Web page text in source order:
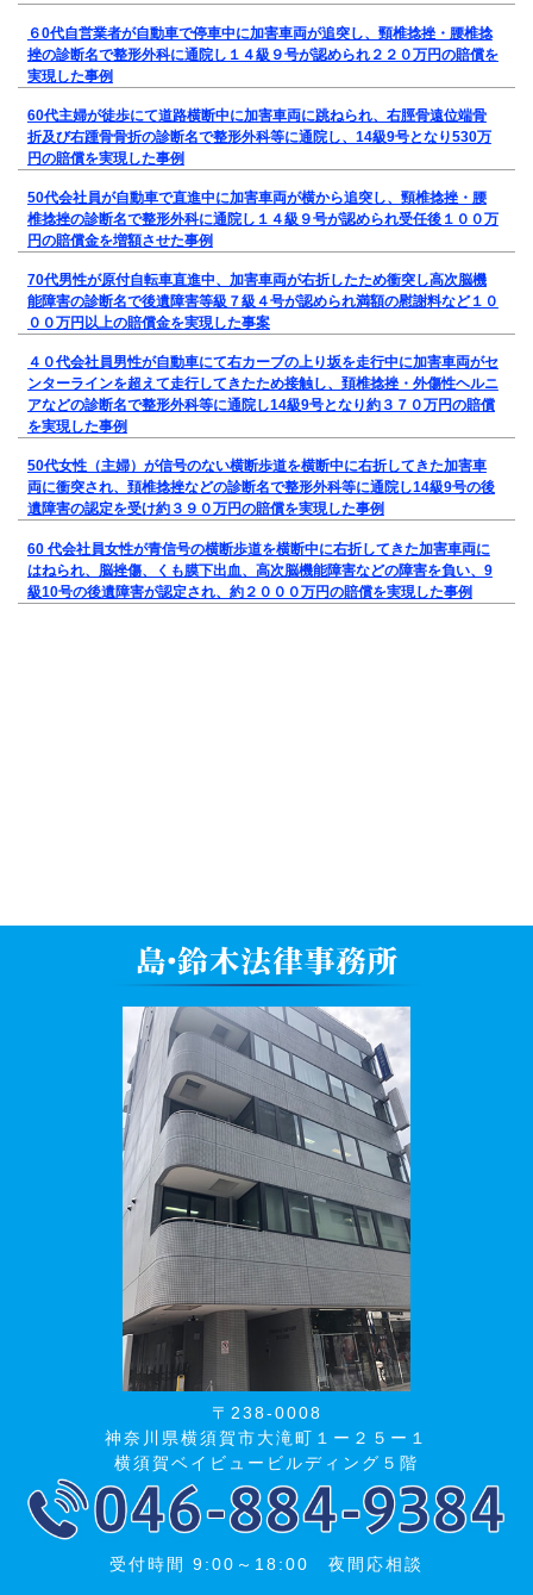
６0代自営業者が自動車で停車中に加害車両が追突し、頸椎捻挫・腰椎捻
挫の診断名で整形外科に通院し１４級９号が認められ２２０万円の賠償を
実現した事例
60代主婦が徒歩にて道路横断中に加害車両に跳ねられ、右脛骨遠位端骨
折及び右踵骨骨折の診断名で整形外科等に通院し、14級9号となり530万
円の賠償を実現した事例
50代会社員が自動車で直進中に加害車両が横から追突し、頸椎捻挫・腰
椎捻挫の診断名で整形外科に通院し１４級９号が認められ受任後１００万
円の賠償金を増額させた事例
70代男性が原付自転車直進中、加害車両が右折したため衝突し高次脳機
能障害の診断名で後遺障害等級７級４号が認められ満額の慰謝料など１０
００万円以上の賠償金を実現した事案
４０代会社員男性が自動車にて右カーブの上り坂を走行中に加害車両がセ
ンターラインを超えて走行してきたため接触し、頚椎捻挫・外傷性ヘルニ
アなどの診断名で整形外科等に通院し14級9号となり約３７０万円の賠償
を実現した事例
50代女性（主婦）が信号のない横断歩道を横断中に右折してきた加害車
両に衝突され、頚椎捻挫などの診断名で整形外科等に通院し14級9号の後
遺障害の認定を受け約３９０万円の賠償を実現した事例
60 代会社員女性が青信号の横断歩道を横断中に右折してきた加害車両に
はねられ、脳挫傷、くも膜下出血、高次脳機能障害などの障害を負い、9
級10号の後遺障害が認定され、約２０００万円の賠償を実現した事例
〒238-0008
神奈川県横須賀市大滝町１ー２５ー１
横須賀ベイビュービルディング５階
受付時間 9:00～18:00 夜間応相談